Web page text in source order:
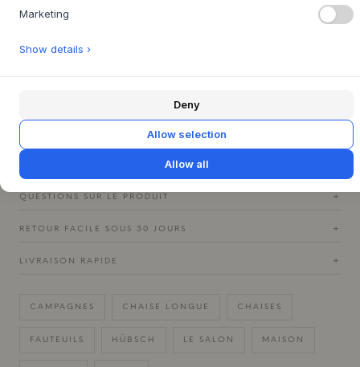
convergence naturel dans le salon ou un coin paisible dans
une grande chambre. Imaginez-le à côté d'un lampadaire
à lumière chaude, accompagné d'une petite table
fauteuil est disponible en gris clair ou en couleur pétrole
CARACTÉRISTIQUES DU PRODUIT
QUESTIONS SUR LE PRODUIT +
RETOUR FACILE SOUS 30 JOURS +
LIVRAISON RAPIDE +
CAMPAGNES CHAISE LONGUE CHAISES
FAUTEUILS HÜBSCH LE SALON MAISON
Marketing
Show details ›
Deny
Allow selection
Allow all